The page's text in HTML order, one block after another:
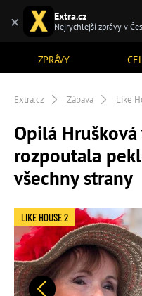
ZPRÁVY
Extra.cz Zábava Like
Opilá
rozpoutala
všechny strany
LIKE HOUSE 2
× Extra.cz
Nejrychlejší zprávy v